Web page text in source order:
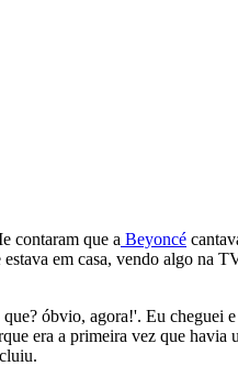
contaram que a Beyoncé
em casa, vendo algo na
que? óbvio, agora!'. Eu cheguei
era a primeira vez que havia